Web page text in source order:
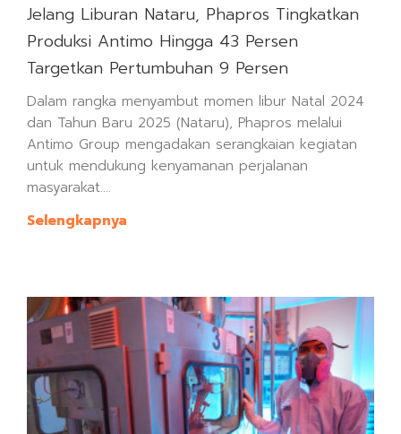
Jelang Liburan Nataru, Phapros Tingkatkan
Produksi Antimo Hingga 43 Persen
Targetkan Pertumbuhan 9 Persen
Dalam rangka menyambut momen libur Natal 2024
dan Tahun Baru 2025 (Nataru), Phapros melalui
Antimo Group mengadakan serangkaian kegiatan
untuk mendukung kenyamanan perjalanan
masyarakat....
Selengkapnya